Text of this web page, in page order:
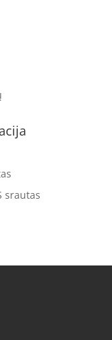
srautas